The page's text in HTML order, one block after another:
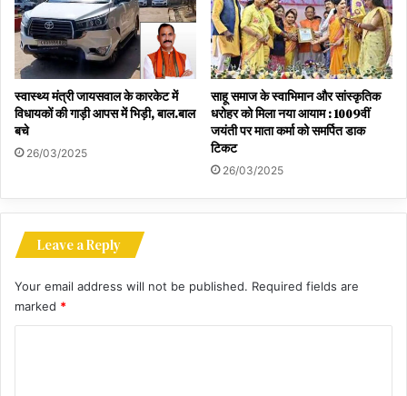
स्वास्थ्य मंत्री जायसवाल के कारकेट में
विधायकों की गाड़ी आपस में भिड़ी, बाल.बाल
बचे
26/03/2025
साहू समाज के स्वाभिमान और सांस्कृतिक
धरोहर को मिला नया आयाम : 1009वीं
जयंती पर माता कर्मा को समर्पित डाक
टिकट
26/03/2025
Leave a Reply
Your email address will not be published. Required fields are
marked *